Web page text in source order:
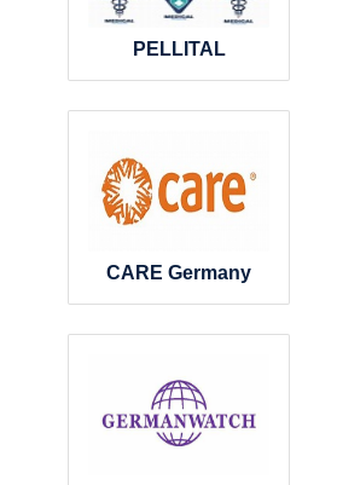
PELLITAL
CARE Germany